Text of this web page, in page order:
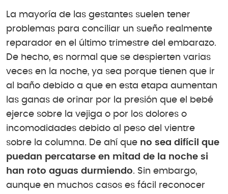
La mayoría de las gestantes suelen tener
problemas para conciliar un sueño realmente
reparador en el último trimestre del embarazo.
De hecho, es normal que se despierten varias
veces en la noche, ya sea porque tienen que ir
al baño debido a que en esta etapa aumentan
las ganas de orinar por la presión que el bebé
ejerce sobre la vejiga o por los dolores o
incomodidades debido al peso del vientre
sobre la columna. De ahí que no sea difícil que
puedan percatarse en mitad de la noche si
han roto aguas durmiendo. Sin embargo,
aunque en muchos casos es fácil reconocer